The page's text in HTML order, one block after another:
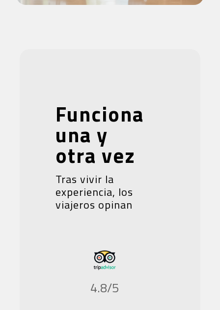
Funciona
una y
otra vez
Tras vivir la
experiencia, los
viajeros opinan
4.8/5